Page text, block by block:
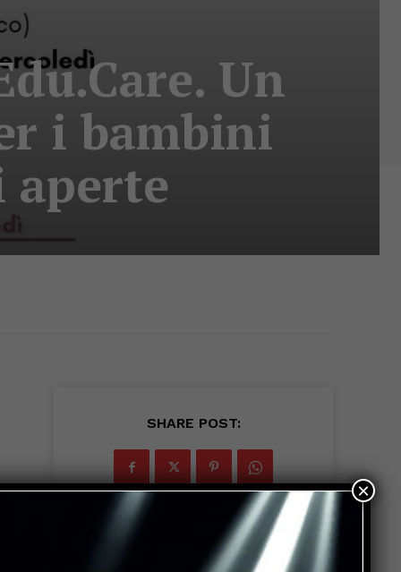
Un
i bambini
SHARE POST:
×